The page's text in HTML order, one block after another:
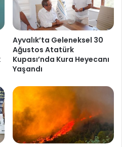
Ayvalık’ta Geleneksel 30
Ağustos Atatürk
Kupası’nda Kura Heyecanı
Yaşandı